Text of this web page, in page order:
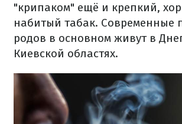
"крипаком" ещё и крепкий,
набитый табак. Современные
родов в основном живут в
Киевской областях.